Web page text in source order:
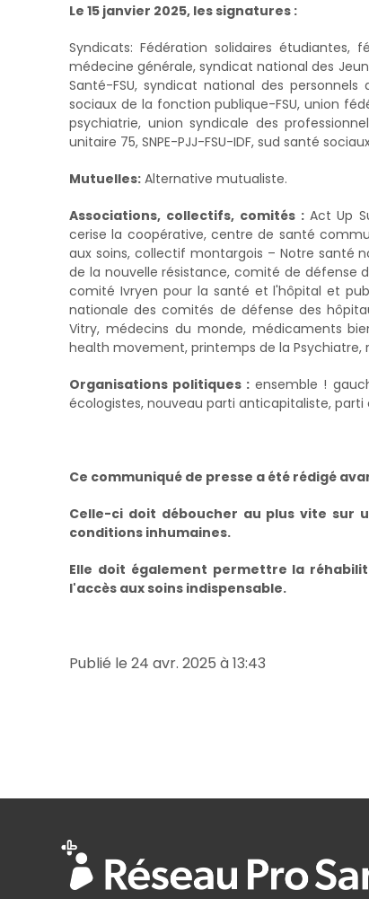
Le 15 janvier 2025, les signatures :
Syndicats: Fédération solidaires
médecine générale, syndicat national des
Santé-FSU, syndicat national des
sociaux de la fonction publique-FSU, union
psychiatrie, union syndicale des
unitaire 75, SNPE-PJJ-FSU-IDF, sud santé
Mutuelles: Alternative mutualiste.
Associations, collectifs, comités : Act Up
cerise la coopérative, centre de santé
aux soins, collectif montargois – Notre santé
de la nouvelle résistance, comité de défense
comité Ivryen pour la santé et l'hôpital et
nationale des comités de défense des
Vitry, médecins du monde, médicaments
health movement, printemps de la Psychiatre,
Organisations politiques : ensemble !
écologistes, nouveau parti anticapitaliste,
Ce communiqué de presse a été rédigé
Celle-ci doit déboucher au plus vite sur
conditions inhumaines.
Elle doit également permettre la
l'accès aux soins indispensable.
Publié le 24 avr. 2025 à 13:43